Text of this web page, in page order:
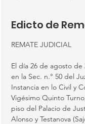
Edicto de
REMATE JUDICIAL
El día 26 de agosto de
en la Sec. n.° 50 del
Instancia en lo Civil y
Vigésimo Quinto
piso del Palacio de
Alonso y Testanova